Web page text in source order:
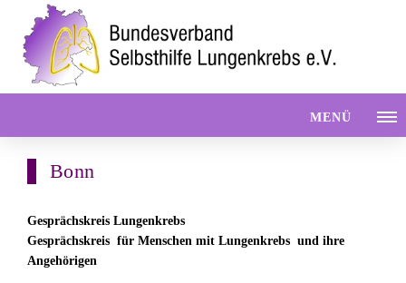
MENÜ
Bonn
Gesprächskreis Lungenkrebs
Gesprächskreis für Menschen mit Lungenkrebs und ihre
Angehörigen